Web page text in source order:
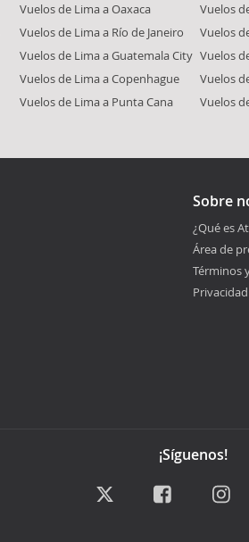
Vuelos de Lima a Oaxaca
Vuelos de Lima a Río de Janeiro
Vuelos de Lima a Guatemala City
Vuelos de Lima a Copenhague
Vuelos de Lima a Punta Cana
Vuelos
Vuelos
Vuelos
Vuelos
Vuelos
Sobre
¿Qué es
Área de
Términos
¡Síguenos!